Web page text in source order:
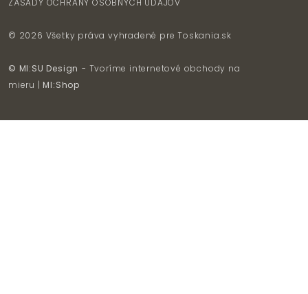
ZÁSADY OCHRANY OSOBNÝCH ÚDAJOV
© 2026 Všetky práva vyhradené preToskania.sk
© MI:SU Design - Tvoríme internetové obchody na
mieru | MI:Shop